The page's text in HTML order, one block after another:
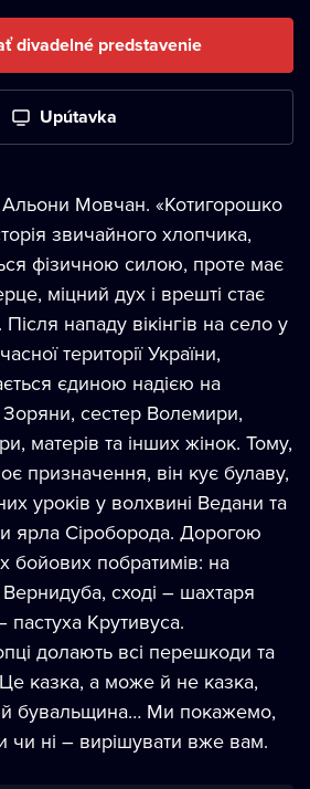
divadelné predstavenie
Upútavka
Мовчан. «Котигорошко
звичайного хлопчика,
фізичною силою, проте має
міцний дух і врешті стає
нападу вікінгів на село у
території України,
єдиною надією на
Зоряни, сестер Волемири,
матерів та інших жінок. Тому,
призначення, він кує булаву,
уроків у волхвині Ведани та
ярла Сіроборода. Дорогою
бойових побратимів: на
Вернидуба, сході – шахтаря
пастуха Крутивуса.
долають всі перешкоди та
казка, а може й не казка,
бувальщина… Ми покажемо,
чи ні – вирішувати вже вам.